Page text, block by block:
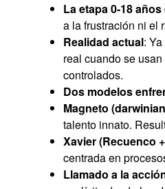
La etapa 0-18
a la frustración ni el
Realidad actual:
real cuando se
controlados.
Dos modelos
Magneto
talento innato.
Xavier (Recuenco
centrada en
Llamado a la